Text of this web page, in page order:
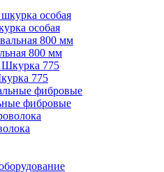
особая
800 мм
775
фибровые